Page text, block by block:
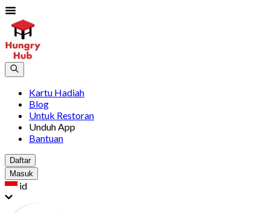
Kartu Hadiah
Blog
Untuk Restoran
Unduh App
Bantuan
Daftar
Masuk
id